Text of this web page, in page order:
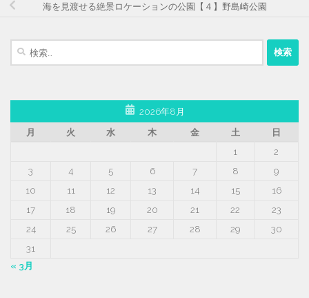
海を見渡せる絶景ロケーションの公園【４】野島崎公園
2026年8月
月
火 水 木 金 土
日
1
2
3
4 5 6 7 8
9
10
11 12 13 14 15
16
17
18 19 20 21 22
23
24
25 26 27 28 29
30
31
« 3月